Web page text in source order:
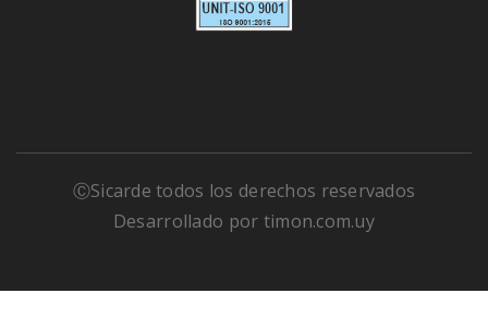
ⒸSicarde todos los derechos reservados
Desarrollado por timon.com.uy